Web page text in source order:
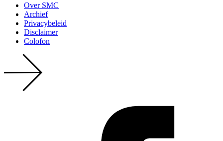
Over SMC
Archief
Privacy­beleid
Disclaimer
Colofon